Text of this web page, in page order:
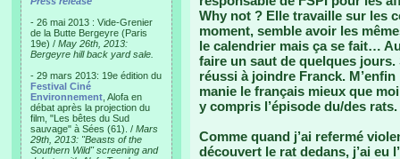
- 26 mai 2013 : Vide-Grenier
de la Butte Bergeyre (Paris
19e) / May 26th, 2013:
Bergeyre hill back yard sale.
- 29 mars 2013: 19e édition du
Festival Ciné
Environnement , Alofa en
débat après la projection du
film, "Les bêtes du Sud
sauvage" à Sées (61). / Mars
29th, 2013: "Beasts of the
Southern Wild" screening and
Why not ? Elle travaille sur les
moment, semble avoir les
le calendrier mais ça se fait…
faire un saut de quelques jours.
réussi à joindre Franck.
manie le français mieux que
y compris l’épisode du/des rats.
Comme quand j’ai refermé
découvert le rat dedans, j’ai eu